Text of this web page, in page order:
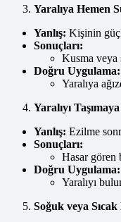
Yaralıya Hemen
Yanlış: Kişinin
Sonuçları:
Kusma veya
Doğru Uygulama:
Yaralıya
Yaralıyı
Yanlış: Ezilme
Sonuçları:
Hasar gören
Doğru Uygulama:
Yaralıyı
Soğuk veya